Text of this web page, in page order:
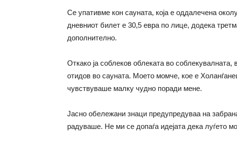
Се упативме кон сауната, која е оддалечена
дневниот билет е 30,5 евра по лице, додека
дополнително.
Откако ја соблеков облеката во
отидов во сауната. Моето момче, кое е
чувствуваше малку чудно поради мене.
Јасно обележани знаци предупредуваа на
радуваше. Не ми се допаѓа идејата дека луѓето